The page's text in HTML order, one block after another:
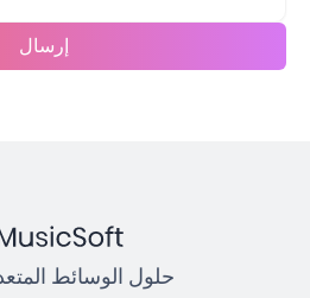
إرسال
حلول الوسائط